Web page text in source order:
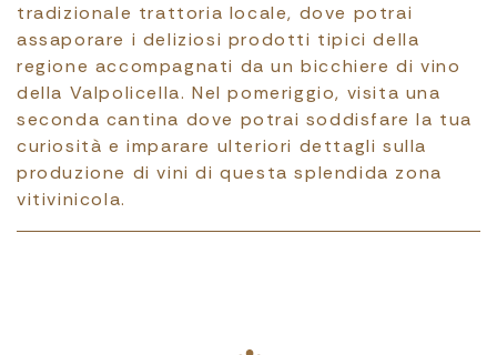
tradizionale trattoria locale, dove potrai
assaporare i deliziosi prodotti tipici della
regione accompagnati da un bicchiere di vino
della Valpolicella. Nel pomeriggio, visita una
seconda cantina dove potrai soddisfare la tua
curiosità e imparare ulteriori dettagli sulla
produzione di vini di questa splendida zona
vitivinicola.